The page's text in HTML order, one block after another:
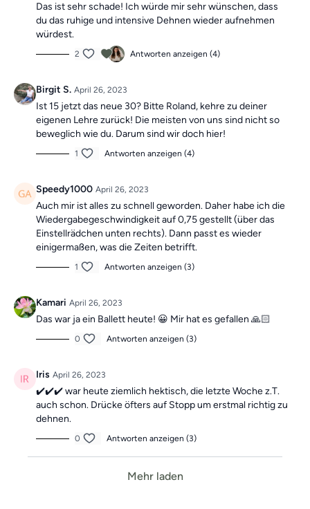
Das ist sehr schade! Ich würde mir sehr wünschen, dass
du das ruhige und intensive Dehnen wieder aufnehmen
würdest.
2 Antworten anzeigen (4)
Birgit S. April 26, 2023
Ist 15 jetzt das neue 30? Bitte Roland, kehre zu deiner
eigenen Lehre zurück! Die meisten von uns sind nicht so
beweglich wie du. Darum sind wir doch hier!
1 Antworten anzeigen (4)
Speedy1000 April 26, 2023
Auch mir ist alles zu schnell geworden. Daher habe ich die
Wiedergabegeschwindigkeit auf 0,75 gestellt (über das
Einstellrädchen unten rechts). Dann passt es wieder
einigermaßen, was die Zeiten betrifft.
1 Antworten anzeigen (3)
Kamari April 26, 2023
Das war ja ein Ballett heute! 😀 Mir hat es gefallen 🙏🏻
0 Antworten anzeigen (3)
Iris April 26, 2023
✔️✔️✔️ war heute ziemlich hektisch, die letzte Woche z.T.
auch schon. Drücke öfters auf Stopp um erstmal richtig zu
dehnen.
0 Antworten anzeigen (3)
Mehr laden